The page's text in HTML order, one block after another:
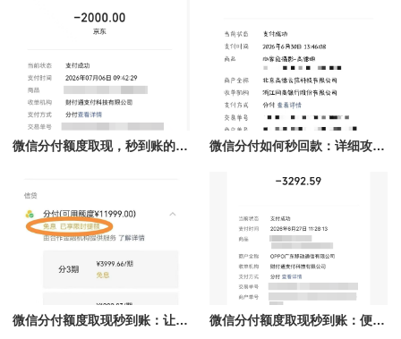
微信分付额度取现，秒到账的实现与技巧 微信分付如何秒回款：详细攻略与常见问题解答
微信分付额度取现秒到账：让资金流动更高效 微信分付额度取现秒到账：便捷资金管理新选择